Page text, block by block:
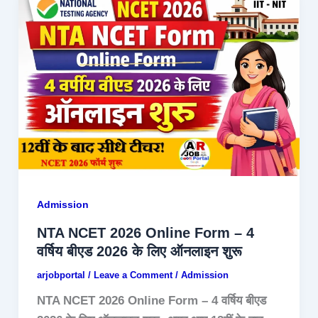
Admission
NTA NCET 2026 Online Form – 4
वर्षिय बीएड 2026 के लिए ऑनलाइन शुरू
arjobportal / Leave a Comment / Admission
NTA NCET 2026 Online Form – 4 वर्षिय बीएड